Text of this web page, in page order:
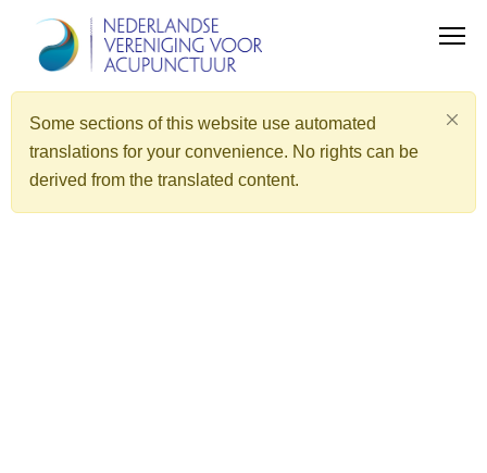
Some sections of this website use automated
translations for your convenience. No rights can be
derived from the translated content.